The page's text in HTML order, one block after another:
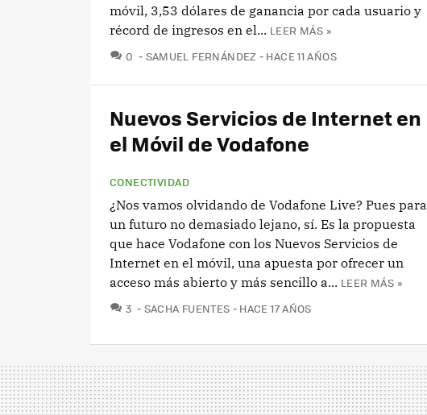
móvil, 3,53 dólares de ganancia por cada usuario y
récord de ingresos en el... LEER MÁS »
0 COMENTARIOS
SAMUEL FERNÁNDEZ HACE 11 AÑOS
Nuevos Servicios de Internet en
el Móvil de Vodafone
CONECTIVIDAD
¿Nos vamos olvidando de Vodafone Live? Pues para
un futuro no demasiado lejano, sí. Es la propuesta
que hace Vodafone con los Nuevos Servicios de
Internet en el móvil, una apuesta por ofrecer un
acceso más abierto y más sencillo a... LEER MÁS »
3 COMENTARIOS
SACHA FUENTES HACE 17 AÑOS